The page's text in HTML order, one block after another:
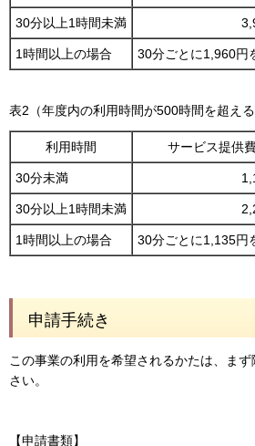
30分以上1時間未満
1時間以上の場合 30分ごとに1,960円
表2（年度内の利用時間が500時間を超える
利用時間 サービス提供
30分未満
30分以上1時間未満
1時間以上の場合 30分ごとに1,135円
申請手続き
この事業の利用を希望されるかたは、ま
さい。
【申請書類】